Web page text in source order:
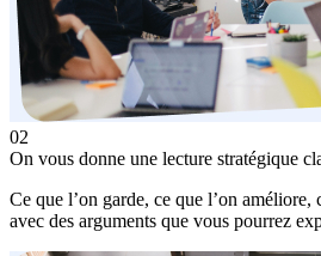
02
On vous donne une lecture stratégique
Ce que l’on garde, ce que l’on améliore,
avec des arguments que vous pourrez